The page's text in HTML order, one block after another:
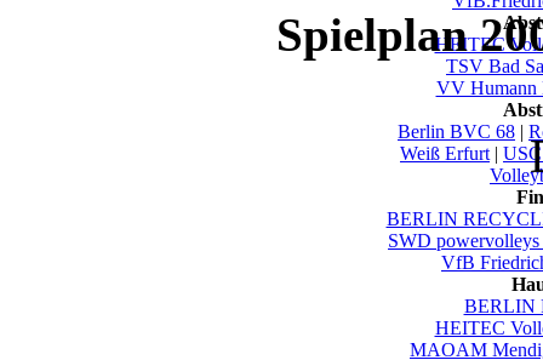
HEITEC
TSV Bad
VV Humann
Berlin BVC 68 |
Weiß Erfurt |
BERLIN
SWD
VfB
BERLIN
HEITEC
MAOAM
Spielplan